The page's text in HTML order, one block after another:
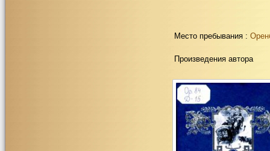
Место пребывания :
Произведения автора